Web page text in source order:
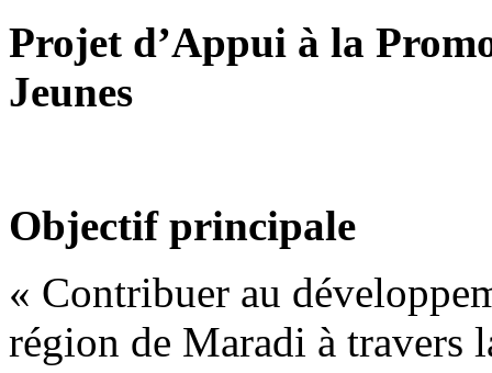
Projet d’Appui à la
Jeunes
Objectif principale
« Contribuer au
région de Maradi à travers